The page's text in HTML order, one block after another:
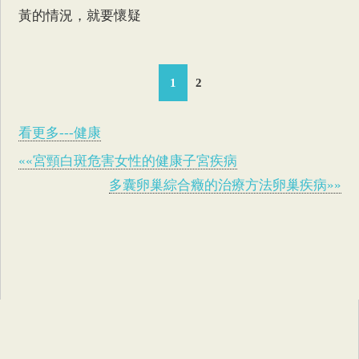
黃的情況，就要懷疑
1 2
看更多---健康
««宮頸白斑危害女性的健康子宮疾病
多囊卵巢綜合癥的治療方法卵巢疾病»»